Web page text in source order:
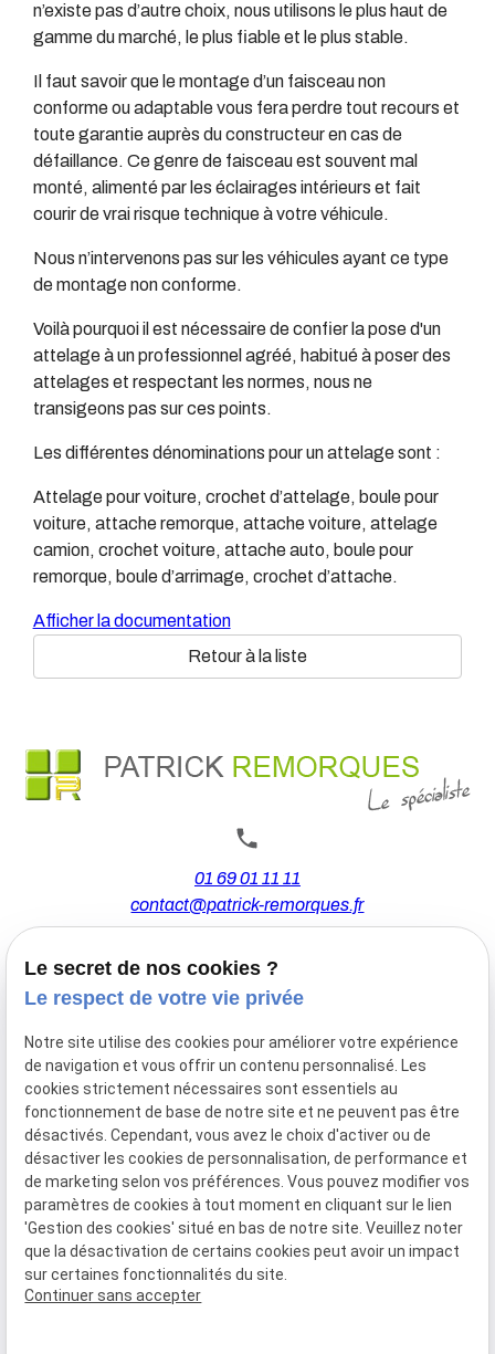
n’existe pas d’autre choix, nous utilisons le plus haut de
gamme du marché, le plus fiable et le plus stable.
Il faut savoir que le montage d’un faisceau non
conforme ou adaptable vous fera perdre tout recours et
toute garantie auprès du constructeur en cas de
défaillance. Ce genre de faisceau est souvent mal
monté, alimenté par les éclairages intérieurs et fait
courir de vrai risque technique à votre véhicule.
Nous n’intervenons pas sur les véhicules ayant ce type
de montage non conforme.
Voilà pourquoi il est nécessaire de confier la pose d'un
attelage à un professionnel agréé, habitué à poser des
attelages et respectant les normes, nous ne
transigeons pas sur ces points.
Les différentes dénominations pour un attelage sont :
Attelage pour voiture, crochet d’attelage, boule pour
voiture, attache remorque, attache voiture, attelage
camion, crochet voiture, attache auto, boule pour
remorque, boule d’arrimage, crochet d’attache.
Afficher la documentation
Retour à la liste
01 69 01 11 11
contact@patrick-remorques.fr
44 Avenue de la Division Leclerc
91160 BALLAINVILLIERS
Du Mardi au Samedi
De 9h00 à 12h30 et de 13h30 à 18h00
Le Lundi sur rendez-vous.
Mentions
légales
Politique de
confidentialité
Gestion
des
cookies
Plan du
site
Siret :77556328100028
Le secret de nos cookies ?
Le respect de votre vie privée
Notre site utilise des cookies pour améliorer votre expérience
de navigation et vous offrir un contenu personnalisé. Les
cookies strictement nécessaires sont essentiels au
fonctionnement de base de notre site et ne peuvent pas être
désactivés. Cependant, vous avez le choix d'activer ou de
désactiver les cookies de personnalisation, de performance et
de marketing selon vos préférences. Vous pouvez modifier vos
paramètres de cookies à tout moment en cliquant sur le lien
'Gestion des cookies' situé en bas de notre site. Veuillez noter
que la désactivation de certains cookies peut avoir un impact
sur certaines fonctionnalités du site.
Continuer sans accepter